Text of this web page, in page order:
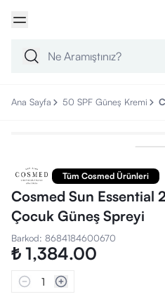
Ana Sayfa 50 SPF Güneş Kremi
Tüm Cosmed Ürünleri
Cosmed Sun Essential
Çocuk Güneş Spreyi
Barkod: 8684184600670
₺ 1,384.00
1